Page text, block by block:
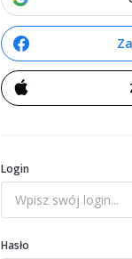
Login
Hasło